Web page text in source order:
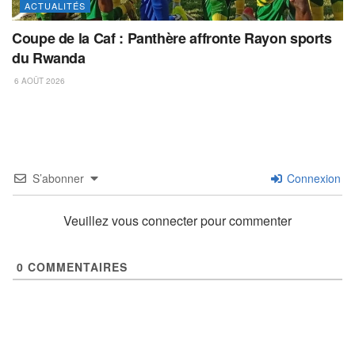
ACTUALITÉS
Coupe de la Caf : Panthère affronte Rayon sports
du Rwanda
6 AOÛT 2026
S’abonner Connexion
Veuillez vous connecter pour commenter
0 COMMENTAIRES